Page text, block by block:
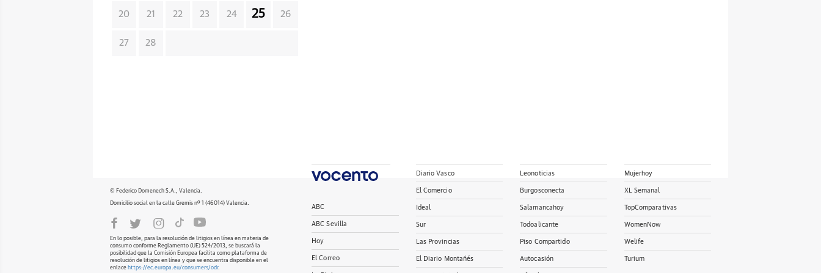
20 21 22 23 24 25 26
27 28
© Federico Domenech S.A., Valencia.
Domicilio social en la calle Gremis nº 1 (46014) Valencia.
En lo posible, para la resolución de litigios en línea en materia de
consumo conforme Reglamento (UE) 524/2013, se buscará la
posibilidad que la Comisión Europea facilita como plataforma de
resolución de litigios en línea y que se encuentra disponible en el
enlace https://ec.europa.eu/consumers/odr.
ABC
ABC Sevilla
Hoy
El Correo
Diario Vasco
El Comercio
Ideal
Sur
Las Provincias
El Diario Montañés
Leonoticias
Burgosconecta
Salamancahoy
Todoalicante
Piso Compartido
Autocasión
Mujerhoy
XL Semanal
TopComparativas
WomenNow
Welife
Turium